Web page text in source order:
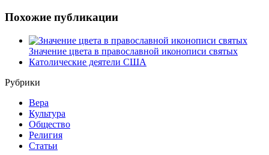
Похожие публикации
Значение цвета в православной иконописи святых
Католические деятели США
Рубрики
Вера
Культура
Общество
Религия
Статьи